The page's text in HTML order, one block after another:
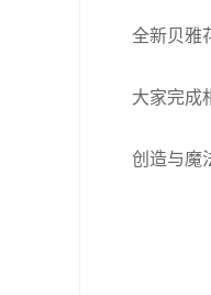
全新贝雅
大家完成
创造与魔